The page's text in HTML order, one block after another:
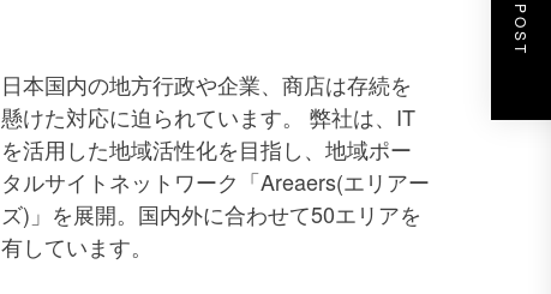
日本国内の地方行政や企業、商店は存続を
懸けた対応に迫られています。 弊社は、IT
を活用した地域活性化を目指し、地域ポー
タルサイトネットワーク「Areaers(エリアー
ズ)」を展開。国内外に合わせて50エリアを
有しています。